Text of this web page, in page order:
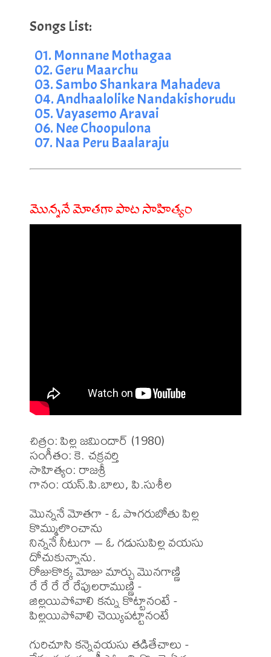
01. Monnane Mothagaa
02. Geru Maarchu
03. Sambo Shankara Mahadeva
04. Andhaalolike Nandakishorudu
05. Vayasemo Aravai
06. Nee Choopulona
07. Naa Peru Baalaraju
మొన్ననే మోతగా పాట సాహిత్యం
చిత్రం: పిల్ల జమిందార్ (1980)
సంగీతం: కె. చక్రవర్తి
సాహిత్యం: రాజశ్రీ
గానం: యస్.పి.బాలు, పి.సుశీల
మొన్ననే మోతగా - ఓ పొగరుబోతు పిల్ల
కొమ్ములొంచాను
నిన్ననే నీటుగా – ఓ గడుసుపిల్ల వయసు
దోచుకున్నాను.
రోజుకొక్క మోజు మార్చు మొనగాణ్ణి
రే రే రే రే రేపులరాముణ్ణి -
జిల్లయిపోవాలి కన్ను కొట్టానంటే -
పిల్లయిపోవాలి చెయ్యిపట్టానంటే
గురిచూసి కన్నెవయసు తడితేచాలు -